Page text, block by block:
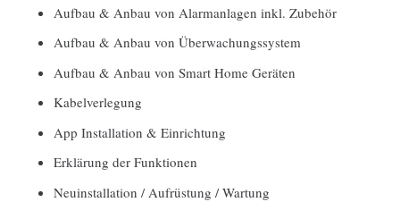
Aufbau & Anbau von Alarmanlagen inkl. Zubehör
Aufbau & Anbau von Überwachungssystem
Aufbau & Anbau von Smart Home Geräten
Kabelverlegung
App Installation & Einrichtung
Erklärung der Funktionen
Neuinstallation / Aufrüstung / Wartung